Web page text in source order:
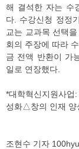
해 결석한 자는 수
다. 수강신청 정정
교는 교과목 선택
회의 주장에 따라
금 전액 반환이 가
일로 연장했다.
*대학혁신지원사
성화△창의 인재 양
조현수 기자